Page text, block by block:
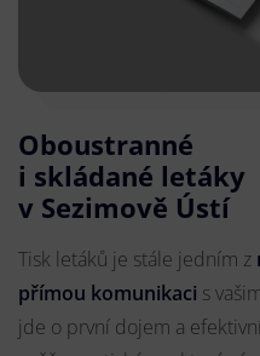
Oboustranné
i skládané letáky
v Sezimově Ústí
Tisk letáků je stále jedním z
přímou komunikaci s
jde o první dojem a